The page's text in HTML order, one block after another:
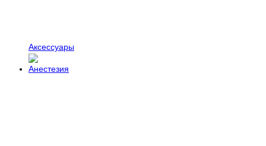
Аксессуары